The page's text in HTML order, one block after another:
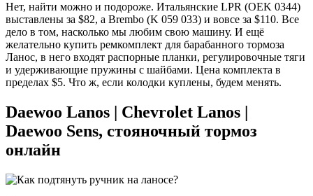
Нет, найти можно и подороже. Итальянские LPR (OEK 0344)
выставлены за $82, а Brembo (K 059 033) и вовсе за $110. Все
дело в том, насколько мы любим свою машину. И ещё
желательно купить ремкомплект для барабанного тормоза
Ланос, в него входят распорные планки, регулировочные тяги
и удерживающие пружины с шайбами. Цена комплекта в
пределах $5. Что ж, если колодки куплены, будем менять.
Daewoo Lanos | Chevrolet Lanos |
Daewoo Sens, стояночный тормоз
онлайн